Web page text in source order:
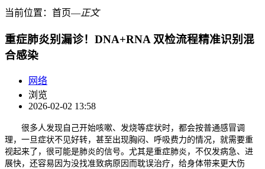
当前位置： 首页―正文
重症肺炎别漏诊！DNA+RNA 双检流程精准识别混
合感染
网络
浏览
2026-02-02 13:58
很多人发现自己开始咳嗽、发烧等症状时，都会按普通感冒调
理，一旦症状不见好转，甚至出现胸闷、呼吸费力的情况，就需要重
视起来了，很可能是肺炎的信号。尤其是重症肺炎，不仅发病急、进
展快，还容易因为没找准致病原因而耽误治疗，给身体带来更大伤